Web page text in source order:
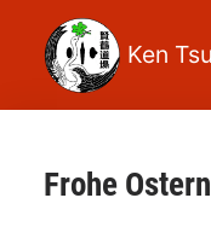
Frohe Ostern